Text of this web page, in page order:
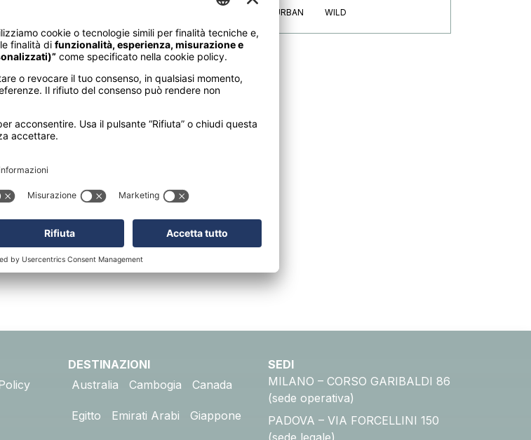
colazione e la cena, è il ristorante principale e
aree secondo le specialità; Helios è
o cene alla carta accarezzati dalla brezza
i piedi immersi nella sabbia; Seselwa è
una prima colazione energica, mentre a
è l'esclusivo ristorante gourmet aperto
la precisione delle tecniche culinarie francesi
anni con un programma giornaliero di attività
sport acquatici non motorizzati, centro
PADI), lezioni di tennis e yoga, noleggio
di 500 mq. Sono inoltre presenti 5 boutique,
URBAN
WILD
DESTINAZIONI
Australia
Cambogia Canada
Egitto Emirati Arabi Giappone
SEDI
MILANO – CORSO GARIBALDI 86
(sede operativa)
PADOVA – VIA FORCELLINI 150